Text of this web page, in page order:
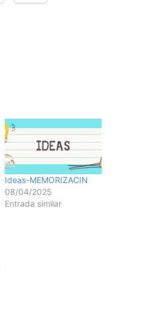
Ideas-MEMORIZACIN
08/04/2025
Entrada similar